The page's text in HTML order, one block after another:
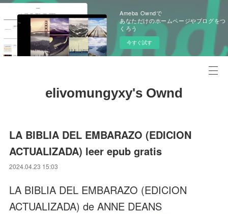
Ameba Owndで
あなただけのホームページやブログをつ
くろう
今すぐ試す
elivomungyxy's Ownd
LA BIBLIA DEL EMBARAZO (EDICION
ACTUALIZADA) leer epub gratis
2024.04.23 15:03
LA BIBLIA DEL EMBARAZO (EDICION
ACTUALIZADA) de ANNE DEANS